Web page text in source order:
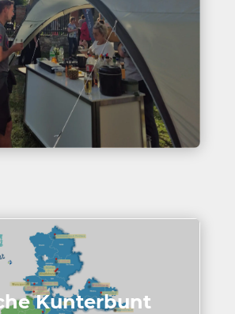
Kunter­bunt